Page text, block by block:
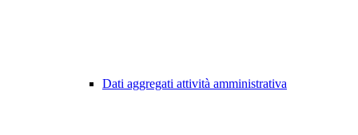
Dati aggregati attività amministrativa